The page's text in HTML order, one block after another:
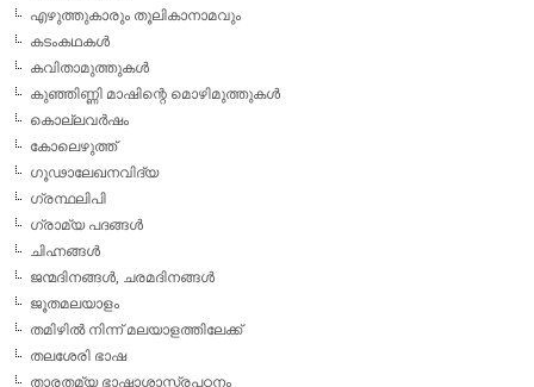
എഴുത്തുകാരും തൂലികാനാമവും
കടംകഥകള്‍
കവിതാമുത്തുകള്‍
കുഞ്ഞിണ്ണി മാഷിന്റെ മൊഴിമുത്തുകള്‍
കൊല്ലവര്‍ഷം
കോലെഴുത്ത്
ഗൂഢാലേഖനവിദ്യ
ഗ്രന്ഥലിപി
ഗ്രാമ്യ പദങ്ങള്‍
ചിഹ്നങ്ങള്‍
ജന്മദിനങ്ങള്‍, ചരമദിനങ്ങള്‍
ജൂതമലയാളം
തമിഴില്‍ നിന്ന് മലയാളത്തിലേക്ക്
തലശേരി ഭാഷ
താരതമ്യ ഭാഷാശാസ്ത്രപഠനം